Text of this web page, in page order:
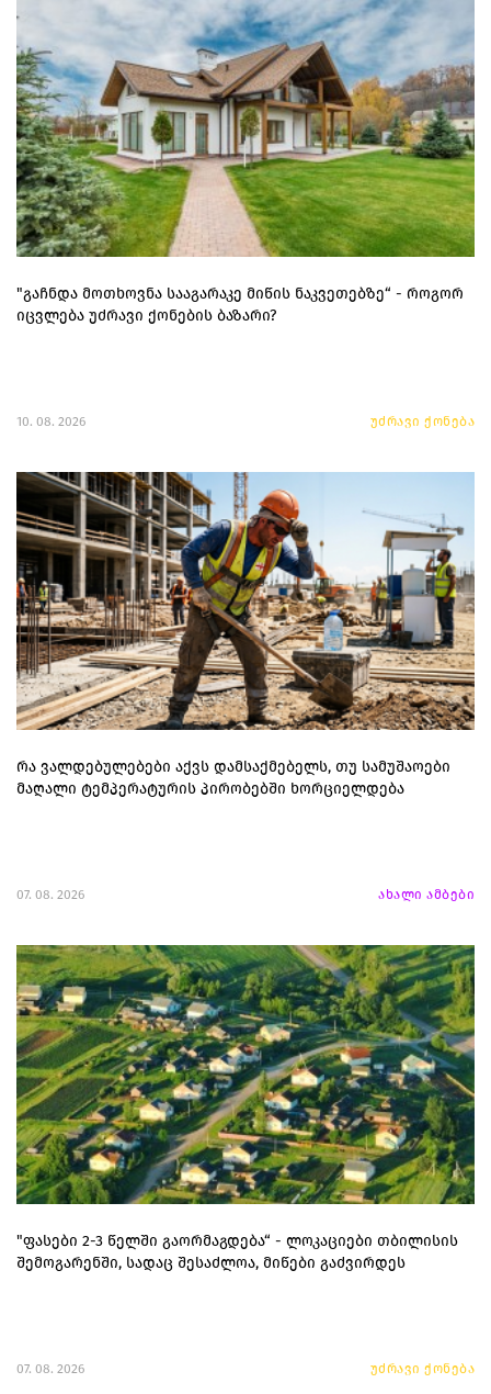
"გაჩნდა მოთხოვნა სააგარაკე მიწის ნაკვეთებზე“ - როგორ
იცვლება უძრავი ქონების ბაზარი?
10. 08. 2026 უძრავი ქონება
რა ვალდებულებები აქვს დამსაქმებელს, თუ სამუშაოები
მაღალი ტემპერატურის პირობებში ხორციელდება
07. 08. 2026 ახალი ამბები
"ფასები 2-3 წელში გაორმაგდება“ - ლოკაციები თბილისის
შემოგარენში, სადაც შესაძლოა, მიწები გაძვირდეს
07. 08. 2026 უძრავი ქონება